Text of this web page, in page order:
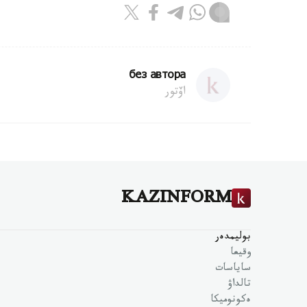
без автора
اۆتور
KAZINFORM
بوليمدەر
وقيعا
ساياسات
تالداۋ
ەكونوميكا